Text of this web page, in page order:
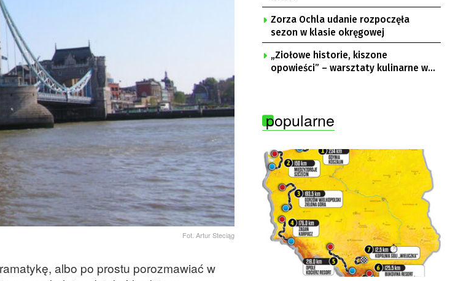
Fot. Artur Steciąg
albo po prostu porozmawiać w
Zorza Ochla udanie rozpoczęła
sezon w klasie okręgowej
„Ziołowe historie, kiszone
opowieści” – warsztaty kulinarne w
popularne